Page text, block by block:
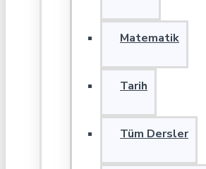
Matematik
Tarih
Tüm Dersler